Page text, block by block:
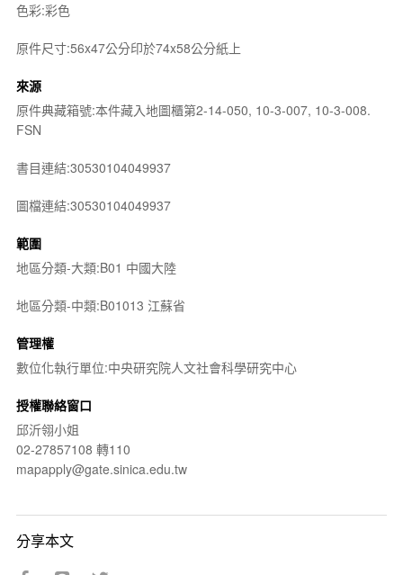
色彩:彩色
原件尺寸:56x47公分印於74x58公分紙上
來源
原件典藏箱號:本件藏入地圖櫃第2-14-050, 10-3-007, 10-3-008.
FSN
書目連結:30530104049937
圖檔連結:30530104049937
範圍
地區分類-大類:B01 中國大陸
地區分類-中類:B01013 江蘇省
管理權
數位化執行單位:中央研究院人文社會科學研究中心
授權聯絡窗口
邱沂翎小姐
02-27857108 轉110
mapapply@gate.sinica.edu.tw
分享本文